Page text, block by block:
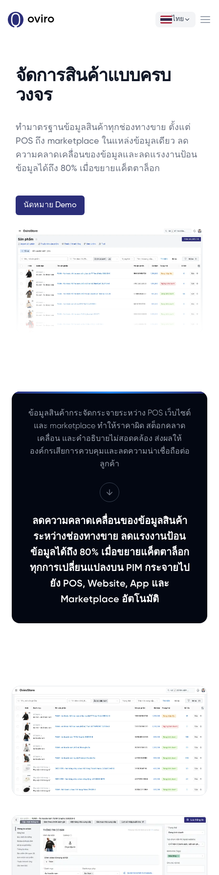
oviro ไทย
จัดการสินค้าแบบครบ
วงจร
ทำมาตรฐานข้อมูลสินค้าทุกช่องทางขาย ตั้งแต่
POS ถึง marketplace ในแหล่งข้อมูลเดียว ลด
ความคลาดเคลื่อนของข้อมูลและลดแรงงานป้อน
ข้อมูลได้ถึง 80% เมื่อขยายแค็ตตาล็อก
นัดหมาย Demo
ข้อมูลสินค้ากระจัดกระจายระหว่าง POS เว็บไซต์
และ marketplace ทำให้ราคาผิด สต็อกคลาด
เคลื่อน และคำอธิบายไม่สอดคล้อง ส่งผลให้
องค์กรเสียการควบคุมและลดความน่าเชื่อถือต่อ
ลูกค้า
ลดความคลาดเคลื่อนของข้อมูลสินค้า
ระหว่างช่องทางขาย ลดแรงงานป้อน
ข้อมูลได้ถึง 80% เมื่อขยายแค็ตตาล็อก
ทุกการเปลี่ยนแปลงบน PIM กระจายไป
ยัง POS, Website, App และ
Marketplace อัตโนมัติ